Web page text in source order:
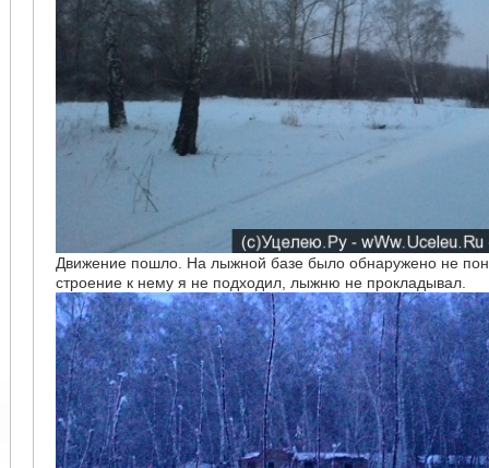
Движение пошло. На лыжной базе было обнаружено не
строение к нему я не подходил, лыжню не прокладывал.